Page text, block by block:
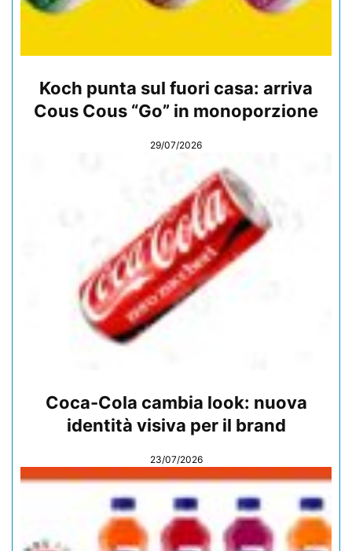
Koch punta sul fuori casa: arriva
Cous Cous “Go” in monoporzione
29/07/2026
Coca-Cola cambia look: nuova
identità visiva per il brand
23/07/2026